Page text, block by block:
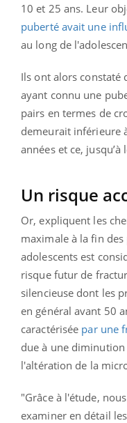
10 et 25 ans. Leur
puberté avait une
au long de
Ils ont alors constaté
ayant connu une
pairs en termes de
demeurait inférieure
années et ce, jusqu’à
Un risque
Or, expliquent les
maximale à la fin des
adolescents est
risque futur de
silencieuse dont les
en général avant 50
caractérisée par une
due à une diminution
l'altération de la
"Grâce à l'étude,
examiner en détail